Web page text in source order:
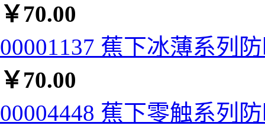
￥70.00
00001137 蕉下冰薄系列
￥70.00
00004448 蕉下零触系列